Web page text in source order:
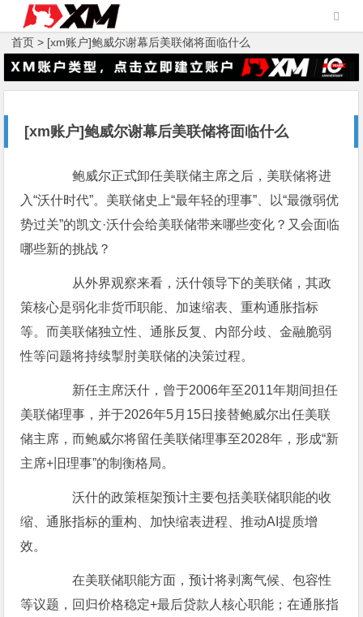
首页 > [xm账户]鲍威尔谢幕后美联储将面临什么
[xm账户]鲍威尔谢幕后美联储将面临什么
鲍威尔正式卸任美联储主席之后，美联储将进
入“沃什时代”。美联储史上“最年轻的理事”、以“最微弱优
势过关”的凯文·沃什会给美联储带来哪些变化？又会面临
哪些新的挑战？
从外界观察来看，沃什领导下的美联储，其政
策核心是弱化非货币职能、加速缩表、重构通胀指标
等。而美联储独立性、通胀反复、内部分歧、金融脆弱
性等问题将持续掣肘美联储的决策过程。
新任主席沃什，曾于2006年至2011年期间担任
美联储理事，并于2026年5月15日接替鲍威尔出任美联
储主席，而鲍威尔将留任美联储理事至2028年，形成“新
主席+旧理事”的制衡格局。
沃什的政策框架预计主要包括美联储职能的收
缩、通胀指标的重构、加快缩表进程、推动AI提质增
效。
在美联储职能方面，预计将剥离气候、包容性
等议题，回归价格稳定+最后贷款人核心职能；在通胀指